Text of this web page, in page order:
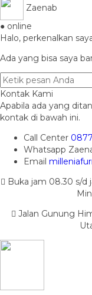
Zaenab
● online
Halo, perkenalkan
Ada yang bisa saya
Kontak Kami
Apabila ada yang
kontak di bawah ini.
Call Center
Whatsapp
Email
Buka jam 08.30 s/d
Jalan Gunung